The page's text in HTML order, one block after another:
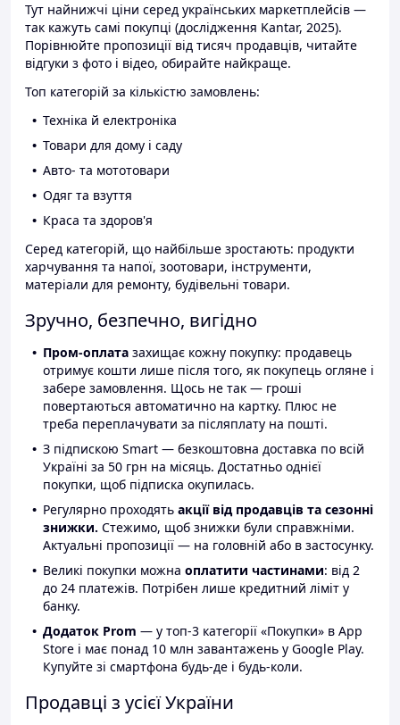
Тут найнижчі ціни серед українських маркетплейсів —
так кажуть самі покупці (дослідження Kantar, 2025).
Порівнюйте пропозиції від тисяч продавців, читайте
відгуки з фото і відео, обирайте найкраще.
Топ категорій за кількістю замовлень:
Техніка й електроніка
Товари для дому і саду
Авто- та мототовари
Одяг та взуття
Краса та здоров'я
Серед категорій, що найбільше зростають: продукти
харчування та напої, зоотовари, інструменти,
матеріали для ремонту, будівельні товари.
Зручно, безпечно, вигідно
Пром-оплата захищає кожну покупку: продавець
отримує кошти лише після того, як покупець огляне і
забере замовлення. Щось не так — гроші
повертаються автоматично на картку. Плюс не
треба переплачувати за післяплату на пошті.
З підпискою Smart — безкоштовна доставка по всій
Україні за 50 грн на місяць. Достатньо однієї
покупки, щоб підписка окупилась.
Регулярно проходять акції від продавців та сезонні
знижки. Стежимо, щоб знижки були справжніми.
Актуальні пропозиції — на головній або в застосунку.
Великі покупки можна оплатити частинами: від 2
до 24 платежів. Потрібен лише кредитний ліміт у
банку.
Додаток Prom — у топ-3 категорії «Покупки» в App
Store і має понад 10 млн завантажень у Google Play.
Купуйте зі смартфона будь-де і будь-коли.
Продавці з усієї України